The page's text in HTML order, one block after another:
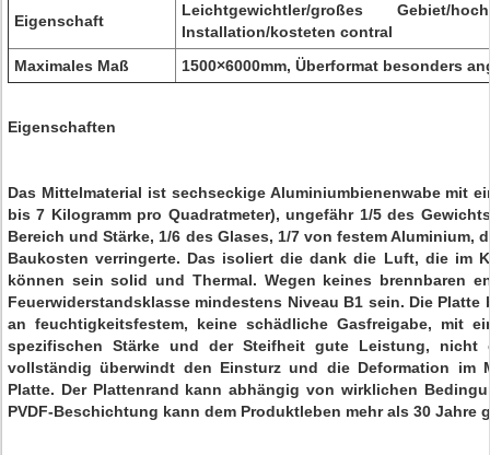
Eigenschaft
Leichtgewichtler/großes Gebiet/
Installation/kosteten contral
Maximales Maß
1500×6000mm, Überformat besonders
Eigenschaften
Das Mittelmaterial ist sechseckige Aluminiumbienenwabe mit
bis 7 Kilogramm pro Quadratmeter), ungefähr 1/5 des
Bereich und Stärke, 1/6 des Glases, 1/7 von festem Aluminium,
Baukosten verringerte. Das isoliert die dank die Luft, die im
können sein solid und Thermal. Wegen keines brennbaren
Feuerwiderstandsklasse mindestens Niveau B1 sein. Die
an feuchtigkeitsfestem, keine schädliche Gasfreigabe, mit
spezifischen Stärke und der Steifheit gute Leistung, nicht
vollständig überwindt den Einsturz und die Deformation im
Platte. Der Plattenrand kann abhängig von wirklichen
PVDF-Beschichtung kann dem Produktleben mehr als 30 Jahre